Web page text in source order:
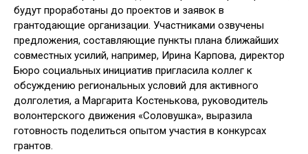
будут проработаны до проектов и заявок в
грантодающие организации. Участниками озвучены
предложения, составляющие пункты плана ближайших
совместных усилий, например, Ирина Карпова, директор
Бюро социальных инициатив пригласила коллег к
обсуждению региональных условий для активного
долголетия, а Маргарита Костенькова, руководитель
волонтерского движения «Соловушка», выразила
готовность поделиться опытом участия в конкурсах
грантов.